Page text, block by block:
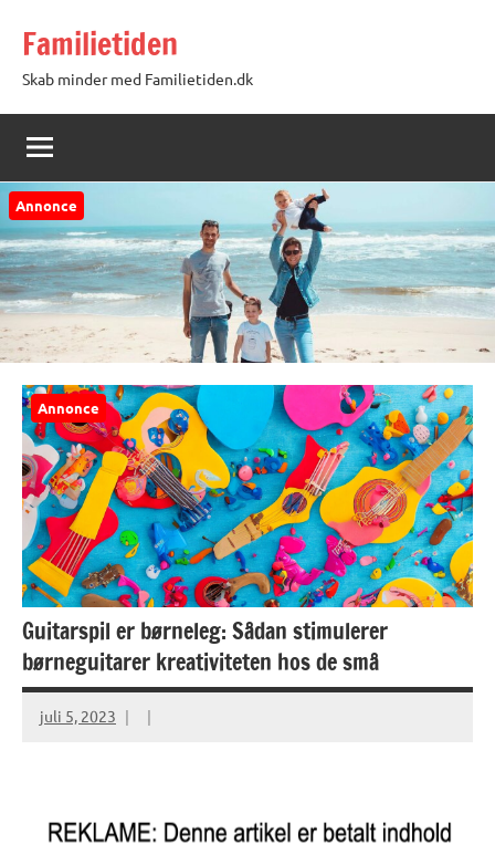
indhold
Familietiden
Skab minder med Familietiden.dk
Annonce
Annonce
Guitarspil er børneleg: Sådan stimulerer
børneguitarer kreativiteten hos de små
juli 5, 2023